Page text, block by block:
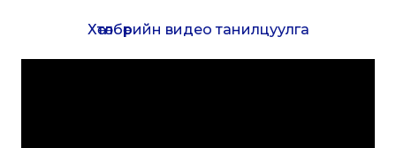
Хөтөлбөрийн видео танилцуулга